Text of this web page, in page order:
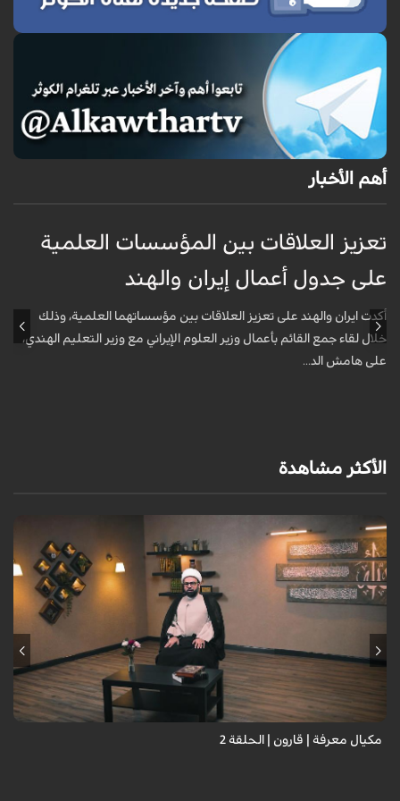
أهم الأخبار
تعزيز العلاقات بين المؤسسات العلمية
على جدول أعمال إيران والهند
أكدت ايران والهند على تعزيز العلاقات بين مؤسساتهما العلمية، وذلك
خلال لقاء جمع القائم بأعمال وزير العلوم الإيراني مع وزير التعليم الهندي،
على هامش الد...
الأكثر مشاهدة
مكيال معرفة | قارون | الحلقة 2